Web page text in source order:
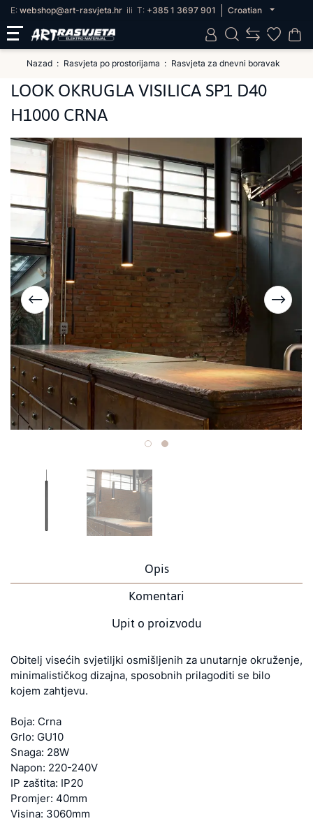
E: webshop@art-rasvjeta.hr ili T: +385 1 3697 901 Croatian
Nazad Rasvjeta po prostorijama Rasvjeta za dnevni boravak
LOOK OKRUGLA VISILICA SP1 D40
H1000 CRNA
Opis
Komentari
Upit o proizvodu
Obitelj visećih svjetiljki osmišljenih za unutarnje okruženje,
minimalističkog dizajna, sposobnih prilagoditi se bilo
kojem zahtjevu.
Boja: Crna
Grlo: GU10
Snaga: 28W
Napon: 220-240V
IP zaštita: IP20
Promjer: 40mm
Visina: 3060mm